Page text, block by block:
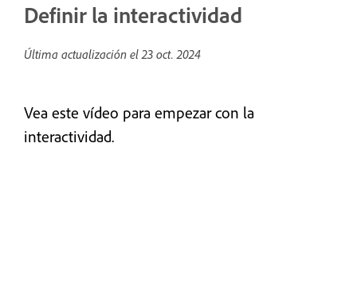
Definir la interactividad
Última actualización el23 oct. 2024
Vea este vídeo para empezar con la
interactividad.